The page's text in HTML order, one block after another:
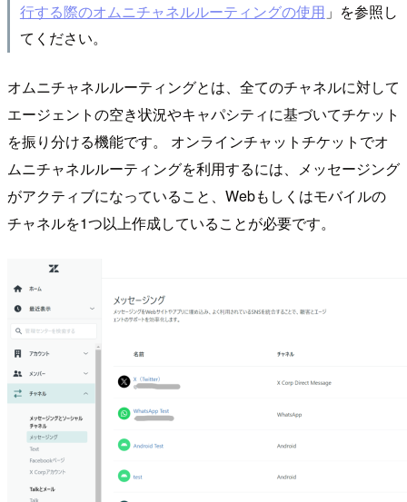
行する際のオムニチャネルルーティングの使用 」を参照し
てください。
オムニチャネルルーティングとは、全てのチャネルに対して
エージェントの空き状況やキャパシティに基づいてチケット
を振り分ける機能です。 オンラインチャットチケットでオ
ムニチャネルルーティングを利用するには、メッセージング
がアクティブになっていること、Webもしくはモバイルの
チャネルを1つ以上作成していることが必要です。